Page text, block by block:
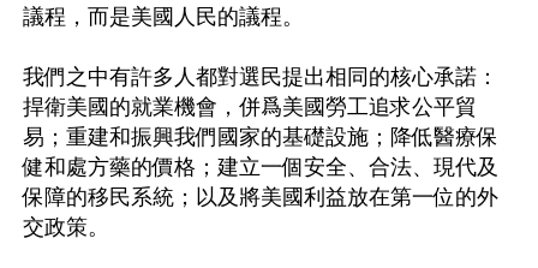
議程，而是美國人民的議程。
我們之中有許多人都對選民提出相同的核心承諾：
捍衛美國的就業機會，併爲美國勞工追求公平貿
易；重建和振興我們國家的基礎設施；降低醫療保
健和處方藥的價格；建立一個安全、合法、現代及
保障的移民系統；以及將美國利益放在第一位的外
交政策。